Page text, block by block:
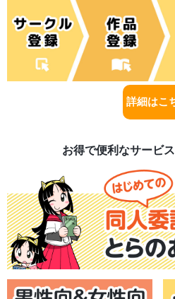
詳細はこ
お得で便利なサービ